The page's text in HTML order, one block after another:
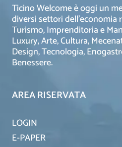
Ticino Welcome è oggi un
diversi settori dell’economia
Turismo, Imprenditoria e
Luxury, Arte, Cultura,
Design, Tecnologia,
Benessere.
AREA RISERVATA
LOGIN
E-PAPER